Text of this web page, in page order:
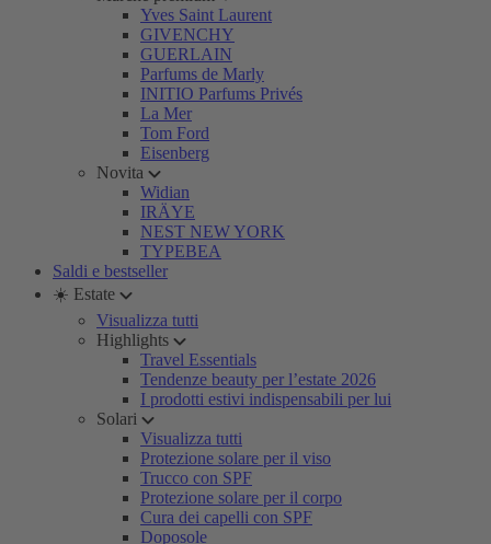
Yves Saint Laurent
GIVENCHY
GUERLAIN
Parfums de Marly
INITIO Parfums Privés
La Mer
Tom Ford
Eisenberg
Novita
Widian
IRÄYE
NEST NEW YORK
TYPEBEA
Saldi e bestseller
☀️ Estate
Visualizza tutti
Highlights
Travel Essentials
Tendenze beauty per l’estate 2026
I prodotti estivi indispensabili per lui
Solari
Visualizza tutti
Protezione solare per il viso
Trucco con SPF
Protezione solare per il corpo
Cura dei capelli con SPF
Doposole